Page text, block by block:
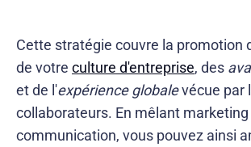
Cette stratégie couvre la promotion
de votre culture d'entreprise, des
et de l'expérience globalevécue par
collaborateurs. En mêlant
communication, vous pouvez ainsi